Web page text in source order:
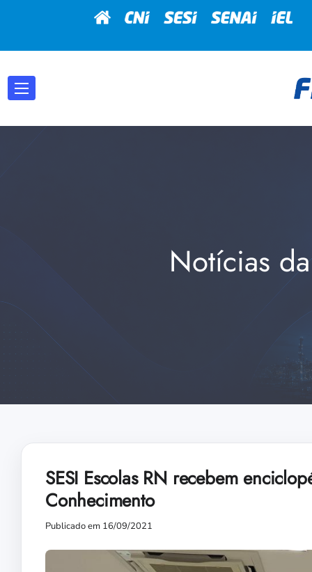
Notícias
SESI Escolas RN recebem
Conhecimento
Publicado em 16/09/2021